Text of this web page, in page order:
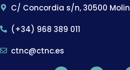
C/ Concordia s/n, 30500
(+34) 968 389 011
ctnc@ctnc.es